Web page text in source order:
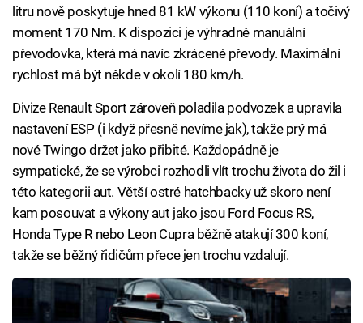
litru nově poskytuje hned 81 kW výkonu (110 koní) a točivý
moment 170 Nm. K dispozici je výhradně manuální
převodovka, která má navíc zkrácené převody. Maximální
rychlost má být někde v okolí 180 km/h.
Divize Renault Sport zároveň poladila podvozek a upravila
nastavení ESP (i když přesně nevíme jak), takže prý má
nové Twingo držet jako přibité. Každopádně je
sympatické, že se výrobci rozhodli vlít trochu života do žil i
této kategorii aut. Větší ostré hatchbacky už skoro není
kam posouvat a výkony aut jako jsou Ford Focus RS,
Honda Type R nebo Leon Cupra běžně atakují 300 koní,
takže se běžný řidičům přece jen trochu vzdalují.